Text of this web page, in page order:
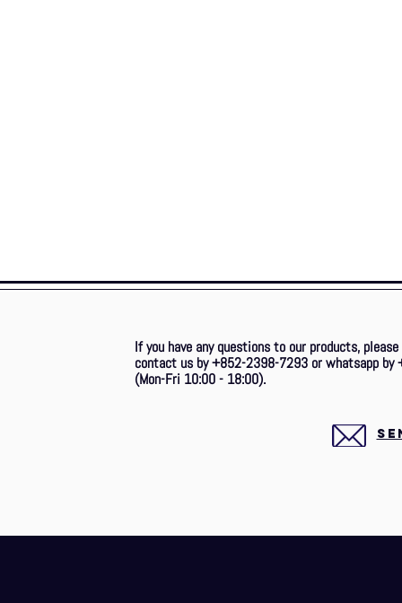
If you have any questions to our products,
contact us by +852-2398-7293 or whatsapp by
(Mon-Fri 10:00 - 18:00).